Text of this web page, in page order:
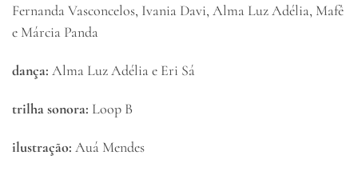
Fernanda Vasconcelos, Ivania Davi, Alma Luz Adélia, Mafê
e Márcia Panda
dança: Alma Luz Adélia e Eri Sá
trilha sonora: Loop B
ilustração: Auá Mendes